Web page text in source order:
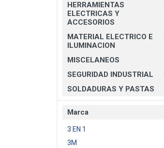
SOLDADURAS Y PASTAS
HERRAMIENTAS
ELECTRICAS Y
ACCESORIOS
MATERIAL ELECTRICO E
ILUMINACION
MISCELANEOS
SEGURIDAD INDUSTRIAL
SOLDADURAS Y PASTAS
Marca
3 EN 1
3M